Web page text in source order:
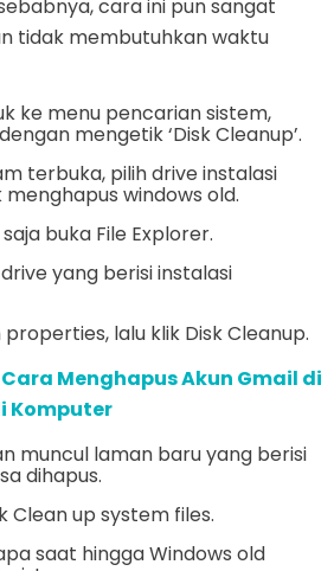
cara ini pun sangat
tidak membutuhkan waktu
ke menu pencarian sistem,
mengetik ‘Disk Cleanup’.
terbuka, pilih drive instalasi
windows old.
buka File Explorer.
yang berisi instalasi
properties, lalu klik Disk Cleanup.
Menghapus Akun Gmail di
Komputer
muncul laman baru yang berisi
dihapus.
Clean up system files.
saat hingga Windows old